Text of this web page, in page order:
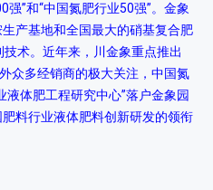
强”和“中国氮肥行业50强”。金象
产基地和全国最大的硝基复合肥
术。近年来，川金象重点推出
众多经销商的极大关注，中国氮
液体肥工程研究中心”落户金象园
料行业液体肥料创新研发的领衔